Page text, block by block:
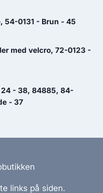
54-0131 - Brun - 45
med velcro, 72-0123 -
24 - 38, 84885, 84-
- 37
links på siden.